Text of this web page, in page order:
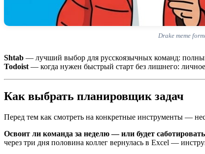
Drake meme
Shtab — лучший выбор для русскоязычных команд:
Todoist — когда нужен быстрый старт без лишнего:
Как выбрать планировщик задач
Перед тем как смотреть на конкретные инструменты —
Освоит ли команда за неделю — или будет
через три дня половина коллег вернулась в Excel —